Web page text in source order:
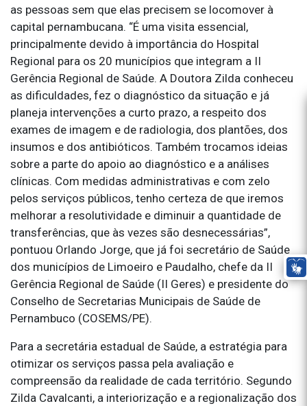
as pessoas sem que elas precisem se locomover à
capital pernambucana. “É uma visita essencial,
principalmente devido à importância do Hospital
Regional para os 20 municípios que integram a II
Gerência Regional de Saúde. A Doutora Zilda conheceu
as dificuldades, fez o diagnóstico da situação e já
planeja intervenções a curto prazo, a respeito dos
exames de imagem e de radiologia, dos plantões, dos
insumos e dos antibióticos. Também trocamos ideias
sobre a parte do apoio ao diagnóstico e a análises
clínicas. Com medidas administrativas e com zelo
pelos serviços públicos, tenho certeza de que iremos
melhorar a resolutividade e diminuir a quantidade de
transferências, que às vezes são desnecessárias”,
pontuou Orlando Jorge, que já foi secretário de Saúde
dos municípios de Limoeiro e Paudalho, chefe da II
Gerência Regional de Saúde (II Geres) e presidente do
Conselho de Secretarias Municipais de Saúde de
Pernambuco (COSEMS/PE).
Para a secretária estadual de Saúde, a estratégia para
otimizar os serviços passa pela avaliação e
compreensão da realidade de cada território. Segundo
Zilda Cavalcanti, a interiorização e a regionalização dos